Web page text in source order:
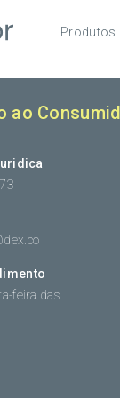
Produtos
ao
feira das